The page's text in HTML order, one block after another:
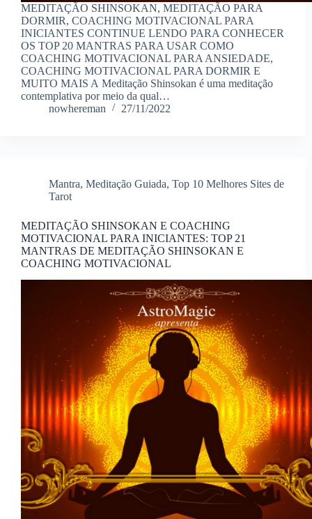
MEDITAÇÃO SHINSOKAN, MEDITAÇÃO PARA
DORMIR, COACHING MOTIVACIONAL PARA
INICIANTES CONTINUE LENDO PARA CONHECER
OS TOP 20 MANTRAS PARA USAR COMO
COACHING MOTIVACIONAL PARA ANSIEDADE,
COACHING MOTIVACIONAL PARA DORMIR E
MUITO MAIS A Meditação Shinsokan é uma meditação
contemplativa por meio da qual…
nowhereman
27/11/2022
Mantra, Meditação Guiada, Top 10 Melhores Sites de
Tarot
MEDITAÇÃO SHINSOKAN E COACHING
MOTIVACIONAL PARA INICIANTES: TOP 21
MANTRAS DE MEDITAÇÃO SHINSOKAN E
COACHING MOTIVACIONAL